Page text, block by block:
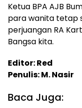
Ketua BPA AJB
para wanita tetap
perjuangan RA
Bangsa kita.
Editor: Red
Penulis: M. Nasir
Baca Juga: